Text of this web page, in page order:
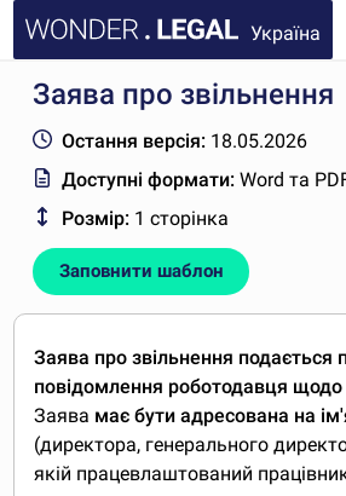
Україна
ГОЛОВНА
ДОКУМЕНТИ
ПОШИРЕНІ ЗАПИТАННЯ
МІЙ КАБІНЕТ
Заява про звільнення
Остання версія: 18.05.2026
Доступні формати:Word та
Розмір: 1 сторінка
Заповнити шаблон
Заява про звільнення подається
повідомлення роботодавця щодо
Заява має бути адресована на
(директора, генерального
якій працевлаштований